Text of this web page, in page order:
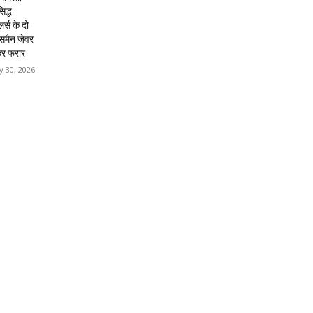
के दो
जेवर
फरार
30, 2026